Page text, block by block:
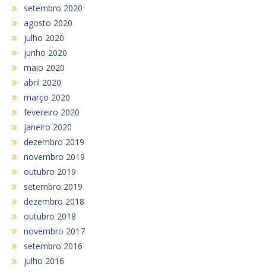
setembro 2020
agosto 2020
julho 2020
junho 2020
maio 2020
abril 2020
março 2020
fevereiro 2020
janeiro 2020
dezembro 2019
novembro 2019
outubro 2019
setembro 2019
dezembro 2018
outubro 2018
novembro 2017
setembro 2016
julho 2016